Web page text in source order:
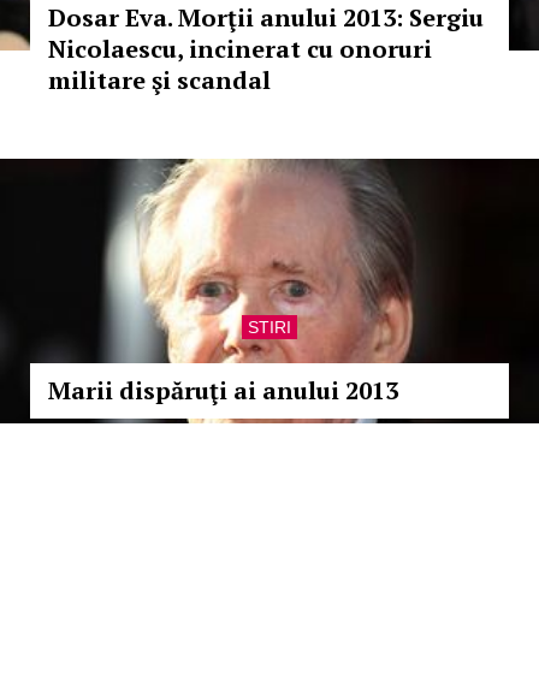
Dosar Eva. Morţii anului 2013: Sergiu
Nicolaescu, incinerat cu onoruri
militare şi scandal
STIRI
Marii dispăruţi ai anului 2013